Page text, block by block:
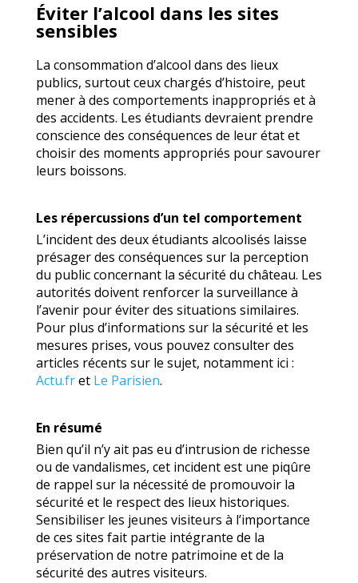
Éviter l’alcool dans les sites
sensibles
La consommation d’alcool dans des lieux
publics, surtout ceux chargés d’histoire, peut
mener à des comportements inappropriés et à
des accidents. Les étudiants devraient prendre
conscience des conséquences de leur état et
choisir des moments appropriés pour savourer
leurs boissons.
Les répercussions d’un tel comportement
L’incident des deux étudiants alcoolisés laisse
présager des conséquences sur la perception
du public concernant la sécurité du château. Les
autorités doivent renforcer la surveillance à
l’avenir pour éviter des situations similaires.
Pour plus d’informations sur la sécurité et les
mesures prises, vous pouvez consulter des
articles récents sur le sujet, notamment ici :
Actu.fret Le Parisien.
En résumé
Bien qu’il n’y ait pas eu d’intrusion de richesse
ou de vandalismes, cet incident est une piqûre
de rappel sur la nécessité de promouvoir la
sécurité et le respect des lieux historiques.
Sensibiliser les jeunes visiteurs à l’importance
de ces sites fait partie intégrante de la
préservation de notre patrimoine et de la
sécurité des autres visiteurs.